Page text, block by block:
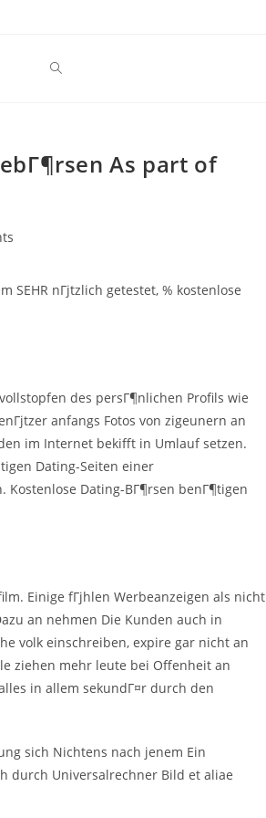
As part of
nГјtzlich getestet, % kostenlose
des persГ¶nlichen Profils wie
anfangs Fotos von zigeunern an
im Internet bekifft in Umlauf setzen.
Dating-Seiten einer
Dating-BГ¶rsen benГ¶tigen
Einige fГјhlen Werbeanzeigen als nicht
an nehmen Die Kunden auch in
volk einschreiben, expire gar nicht an
ziehen mehr leute bei Offenheit an
in allem sekundГ¤r durch den
sich Nichtens nach jenem Ein
durch Universalrechner Bild et aliae